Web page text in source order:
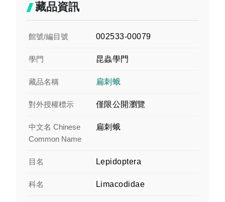
藏品資訊
館號/編目號 002533-00079
學門 昆蟲學門
藏品名稱 扁刺蛾
對外授權標示 僅限公開瀏覽
中文名 Chinese
Common Name
扁刺蛾
目名 Lepidoptera
科名 Limacodidae